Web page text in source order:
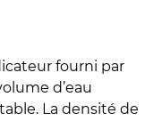
fourni par
d’eau
La densité de